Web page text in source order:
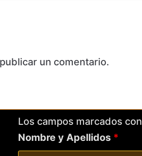
un comentario.
Los campos marcados con
Nombre y Apellidos *